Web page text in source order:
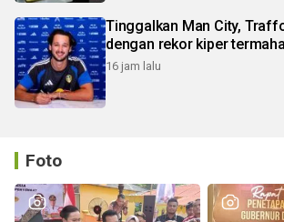
Tinggalkan Man City,
dengan rekor kiper
16 jam lalu
Foto